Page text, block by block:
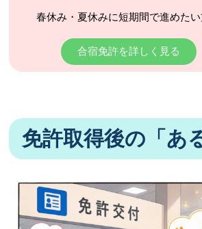
春休み・夏休みに短期間で進めた
合宿免許を詳しく見る
免許取得後の「あ